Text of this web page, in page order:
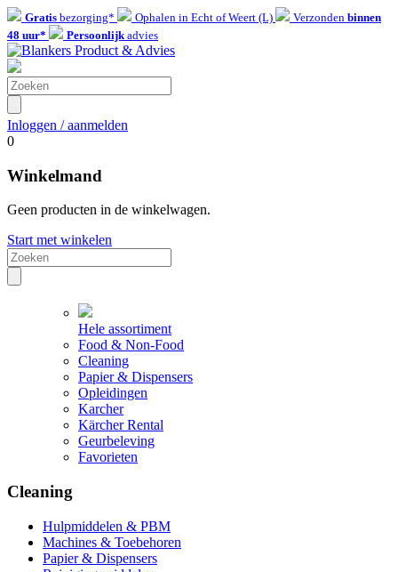
Gratis bezorging* Ophalen in Echt of Weert (L) Verzonden binnen
48 uur*
Persoonlijkadvies
Inloggen / aanmelden
0
Winkelmand
Geen producten in de winkelwagen.
Start met winkelen
Hele assortiment
Food & Non-Food
Cleaning
Papier & Dispensers
Opleidingen
Karcher
Kärcher Rental
Geurbeleving
Favorieten
Cleaning
Hulpmiddelen & PBM
Machines & Toebehoren
Papier & Dispensers